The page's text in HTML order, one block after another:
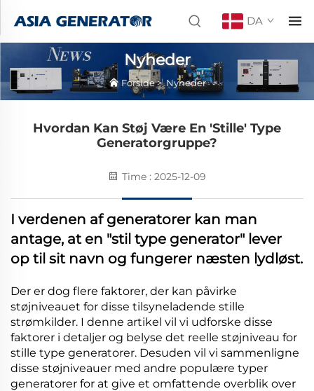
DA
Nyheder
Forside>Nyheder
Hvordan Kan Støj Være En 'stille' Type
Generatorgruppe?
Time : 2025-12-09
I verdenen af generatorer kan man
antage, at en "stil type generator" lever
op til sit navn og fungerer næsten lydløst.
Der er dog flere faktorer, der kan påvirke
støjniveauet for disse tilsyneladende stille
strømkilder. I denne artikel vil vi udforske disse
faktorer i detaljer og belyse det reelle støjniveau for
stille type generatorer. Desuden vil vi sammenligne
disse støjniveauer med andre populære typer
generatorer for at give et omfattende overblik over